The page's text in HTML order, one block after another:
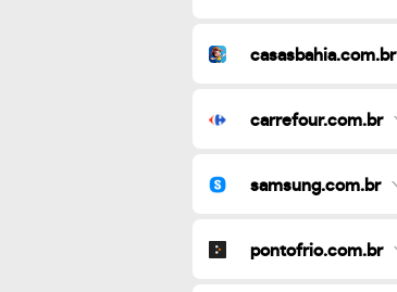
casasbahia.com.br
carrefour.com.br
samsung.com.br
pontofrio.com.br